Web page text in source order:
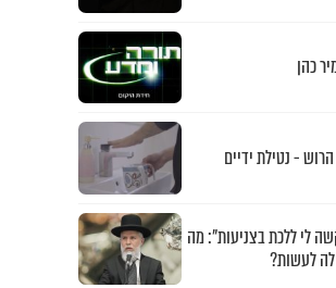
כהן
- נטילת ידיים
לי ללכת בצניעות": מה
לה לעשות?